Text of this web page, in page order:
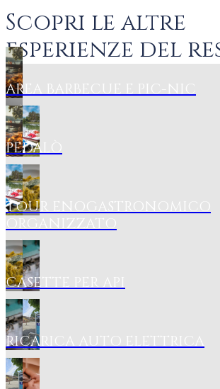
Scopri le altre
esperienze del
AREA BARBECUE E PIC-NIC
PEDALÒ
TOUR ENOGASTRONOMICO
ORGANIZZATO
CASETTE PER API
RICARICA AUTO ELETTRICA